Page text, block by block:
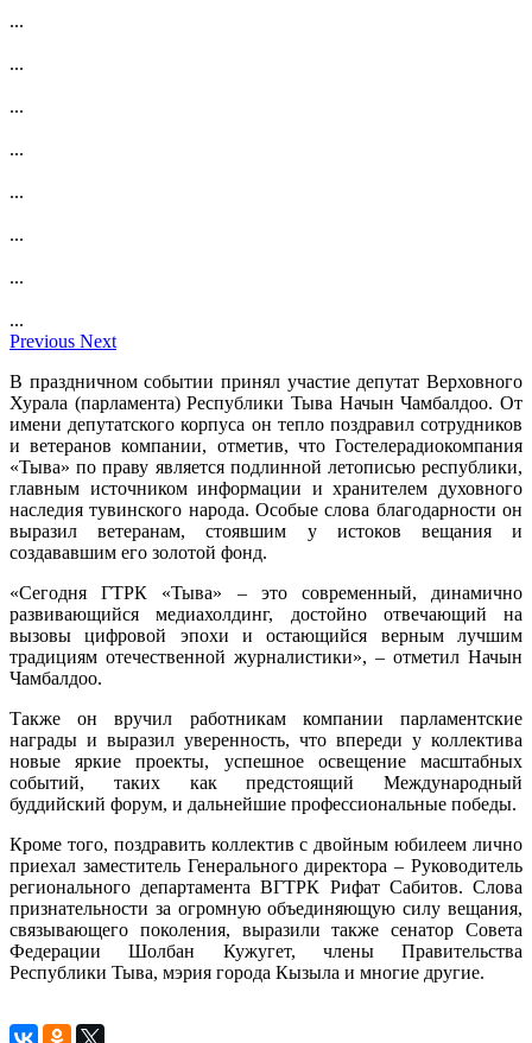
...
...
...
...
...
...
...
...
Previous Next
В праздничном событии принял участие депутат Верховного
Хурала (парламента) Республики Тыва Начын Чамбалдоо. От
имени депутатского корпуса он тепло поздравил сотрудников
и ветеранов компании, отметив, что Гостелерадиокомпания
«Тыва» по праву является подлинной летописью республики,
главным источником информации и хранителем духовного
наследия тувинского народа. Особые слова благодарности он
выразил ветеранам, стоявшим у истоков вещания и
создававшим его золотой фонд.
«Сегодня ГТРК «Тыва» – это современный, динамично
развивающийся медиахолдинг, достойно отвечающий на
вызовы цифровой эпохи и остающийся верным лучшим
традициям отечественной журналистики», – отметил Начын
Чамбалдоо.
Также он вручил работникам компании парламентские
награды и выразил уверенность, что впереди у коллектива
новые яркие проекты, успешное освещение масштабных
событий, таких как предстоящий Международный
буддийский форум, и дальнейшие профессиональные победы.
Кроме того, поздравить коллектив с двойным юбилеем лично
приехал заместитель Генерального директора – Руководитель
регионального департамента ВГТРК Рифат Сабитов. Слова
признательности за огромную объединяющую силу вещания,
связывающего поколения, выразили также сенатор Совета
Федерации Шолбан Кужугет, члены Правительства
Республики Тыва, мэрия города Кызыла и многие другие.